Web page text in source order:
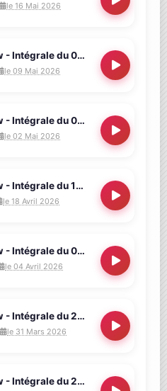
le 16 Mai 2026
L'Apéro Show - Intégrale du 09/05/2026 (C'est pas le pont !)
le 09 Mai 2026
L'Apéro Show - Intégrale du 02/05/2026 (Qui a garé une DeLorean devant le studio ?)
le 02 Mai 2026
L'Apéro Show - Intégrale du 18/04/2026 (On t'en veut pas, Bernard)
le 18 Avril 2026
L'Apéro Show - Intégrale du 04/04/2026 (avec Kit et Kat)
le 04 Avril 2026
L'Apéro Show - Intégrale du 21/02/2026 (Pas interdit aux mecs)
le 31 Mars 2026
L'Apéro Show - Intégrale du 21/03/2026 (Ça commencerait pas à bourgeonner ?)